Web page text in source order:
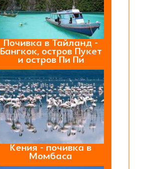
Почивка в Тайланд -
Бангкок, остров Пукет
и остров Пи Пи
Кения - почивка в
Момбаса